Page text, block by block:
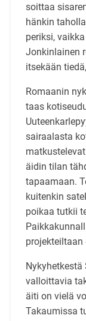
soittaa
hänkin
periksi,
Jonkinlainen
itsekään
Romaanin
taas
sairaalasta
äidin tilan
tapaamaan.
kuitenkin
poikaa tutkii
valloittavia
äiti on vielä
Takaumissa